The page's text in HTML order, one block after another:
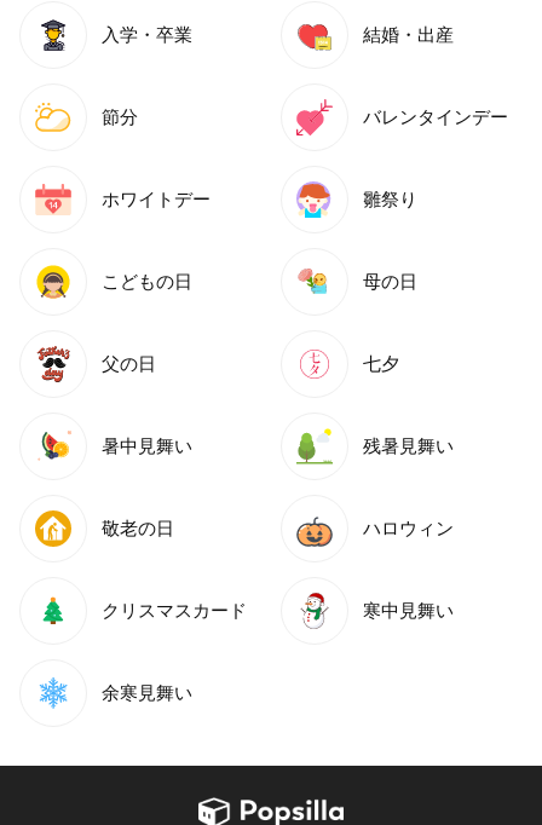
入学・卒業 結婚・出産
節分 バレンタインデー
ホワイトデー 雛祭り
こどもの日 母の日
父の日 七夕
暑中見舞い 残暑見舞い
敬老の日 ハロウィン
クリスマスカード 寒中見舞い
余寒見舞い